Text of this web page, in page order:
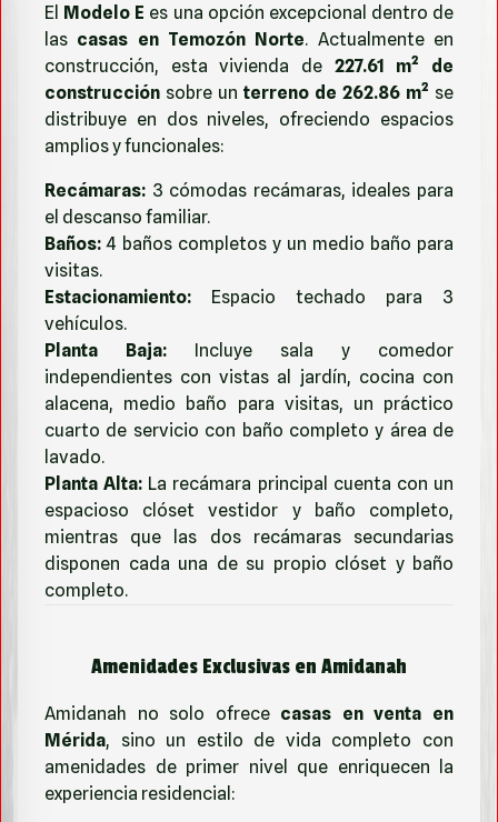
El Modelo E es una opción excepcional dentro de
las casas en Temozón Norte. Actualmente en
construcción, esta vivienda de 227.61 m² de
construcción sobre un terreno de 262.86 m² se
distribuye en dos niveles, ofreciendo espacios
amplios y funcionales:
Recámaras: 3 cómodas recámaras, ideales para
el descanso familiar.
Baños: 4 baños completos y un medio baño para
visitas.
Estacionamiento: Espacio techado para 3
vehículos.
Planta Baja: Incluye sala y comedor
independientes con vistas al jardín, cocina con
alacena, medio baño para visitas, un práctico
cuarto de servicio con baño completo y área de
lavado.
Planta Alta: La recámara principal cuenta con un
espacioso clóset vestidor y baño completo,
mientras que las dos recámaras secundarias
disponen cada una de su propio clóset y baño
completo.
Amenidades Exclusivas en Amidanah
Amidanah no solo ofrece casas en venta en
Mérida, sino un estilo de vida completo con
amenidades de primer nivel que enriquecen la
experiencia residencial: